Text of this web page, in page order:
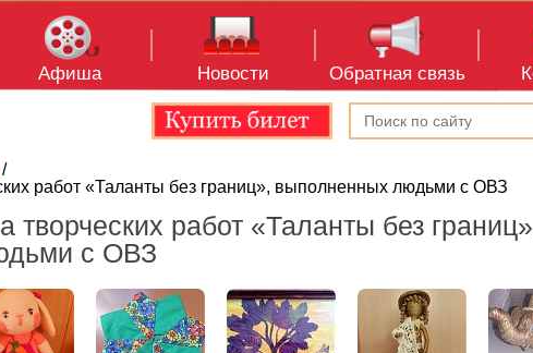
Афиша Новости Обратная связь
/
работ «Таланты без границ», выполненных людьми с ОВЗ
творческих работ «Таланты без
с ОВЗ